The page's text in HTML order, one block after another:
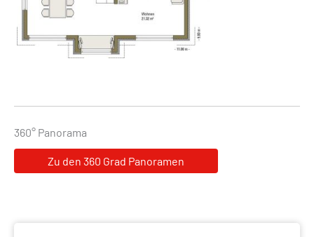
Previous
360° Panorama
Zu den 360 Grad Panoramen